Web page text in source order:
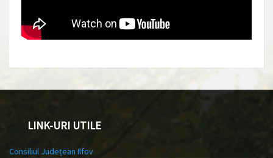
LINK-URI UTILE
Consiliul Județean Ilfov